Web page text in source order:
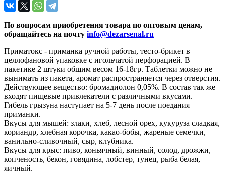
По вопросам приобретения товара по оптовым ценам,
обращайтесь на почту info@dezarsenal.ru
Приматокс - приманка ручной работы, тесто-брикет в
целлофановой упаковке с игольчатой перфорацией. В
пакетике 2 штуки общим весом 16-18гр. Таблетки можно не
вынимать из пакета, аромат распространяется через отверстия.
Действующее вещество: бромадиолон 0,05%. В состав так же
входят пищевые привлекатели с различными вкусами.
Гибель грызуна наступает на 5-7 день после поедания
приманки.
Вкусы для мышей: злаки, хлеб, лесной орех, кукуруза сладкая,
кориандр, хлебная корочка, какао-бобы, жареные семечки,
ванильно-сливочный, сыр, клубника.
Вкусы для крыс: пиво, коньячный, винный, солод, дрожжи,
копченость, бекон, говядина, лобстер, тунец, рыба белая,
яичный.